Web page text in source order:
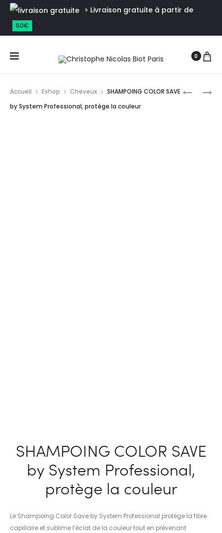
> Livraison gratuite à partir de
50€
0
Accueil Eshop Cheveux
SHAMPOING COLOR SAVE
by System Professional, protège la couleur
SHAMPOING COLOR SAVE
by System Professional,
protège la couleur
Le Shampoing Color Save by System Professional protège la fibre
capillaire et sublime l’éclat de la couleur tout en prévenant